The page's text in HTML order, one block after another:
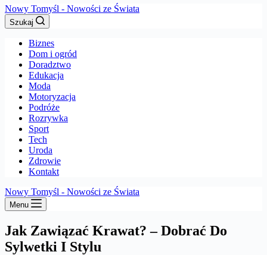
Nowy Tomyśl - Nowości ze Świata
Szukaj
Biznes
Dom i ogród
Doradztwo
Edukacja
Moda
Motoryzacja
Podróże
Rozrywka
Sport
Tech
Uroda
Zdrowie
Kontakt
Nowy Tomyśl - Nowości ze Świata
Menu
Jak Zawiązać Krawat? – Dobrać Do
Sylwetki I Stylu